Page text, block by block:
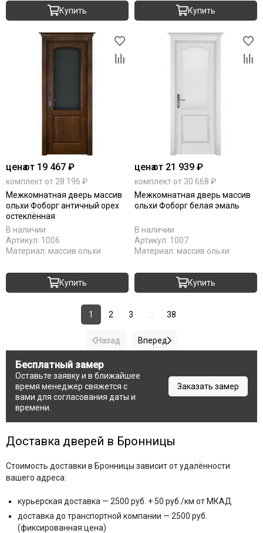
Купить Купить
ценаот 19 467 ₽
комплект от 28 196 ₽
Межкомнатная дверь массив
ольхи Фоборг античный орех
остеклённая
В наличии
Артикул: 1006
Материал: массив ольхи
Купить
ценаот 21 939 ₽
комплект от 30 668 ₽
Межкомнатная дверь массив
ольхи Фоборг белая эмаль
В наличии
Артикул: 1007
Материал: массив ольхи
Купить
Назад
1 2 3 38
Вперед
Бесплатный замер
Оставьте заявку и в ближайшее
время менеджер свяжется с
вами для согласования даты и
времени.
Заказать замер
Доставка дверей в Бронницы
Стоимость доставки в Бронницы зависит от удалённости
вашего адреса:
курьерская доставка — 2500 руб. + 50 руб./км от МКАД
доставка до транспортной компании — 2500 руб.
(фиксированная цена)